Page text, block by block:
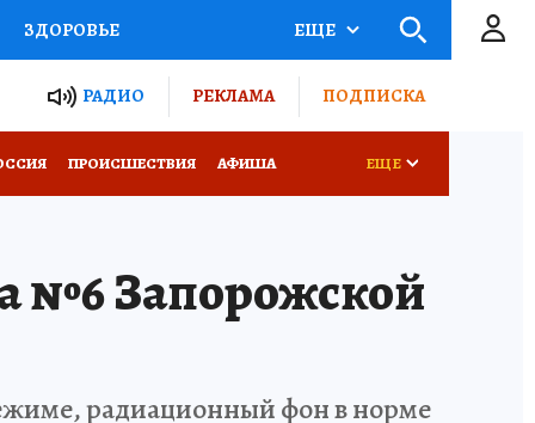
ЗДОРОВЬЕ
РОССИИ
ЕЩЕ
РАДИО РЕКЛАМА ПОДПИСКА
ПРОИСШЕСТВИЯ АФИША ЕЩЕ
№6 Запорожской
радиационный фон в норме